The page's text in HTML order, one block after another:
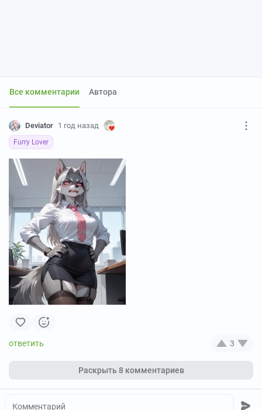
Все комментарии Автора
Deviator 1 год назад
Furry Lover
3
Раскрыть8 комментариев